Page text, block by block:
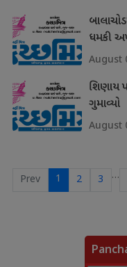
ધમકી
August
શિણાય
ગુમાવ્યો
August
Prev 1 2 3 …